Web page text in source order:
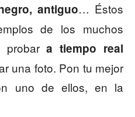
antiguo… Éstos
de los muchos
probara tiempo real
una foto. Pon tu mejor
uno de ellos, en la